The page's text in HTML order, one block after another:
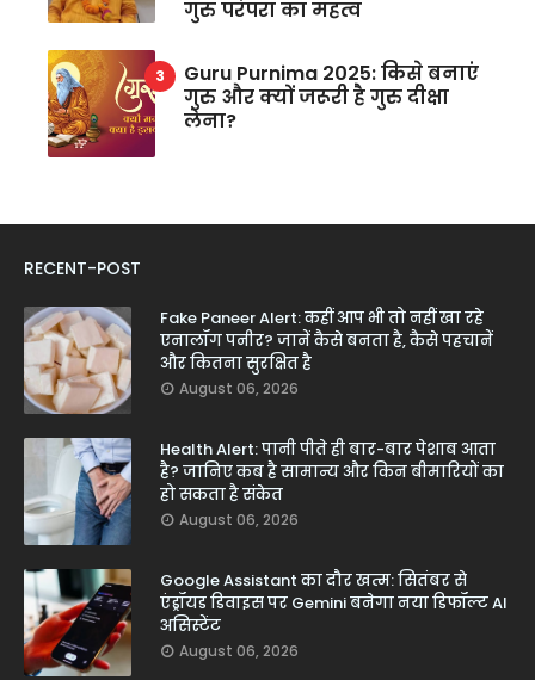
गुरु परंपरा का महत्व
Guru Purnima 2025: किसे बनाएं
गुरु और क्यों जरूरी है गुरु दीक्षा
लेना?
RECENT-POST
Fake Paneer Alert: कहीं आप भी तो नहीं खा रहे
एनालॉग पनीर? जानें कैसे बनता है, कैसे पहचानें
और कितना सुरक्षित है
August 06, 2026
Health Alert: पानी पीते ही बार-बार पेशाब आता
है? जानिए कब है सामान्य और किन बीमारियों का
हो सकता है संकेत
August 06, 2026
Google Assistant का दौर खत्म: सितंबर से
एंड्रॉयड डिवाइस पर Gemini बनेगा नया डिफॉल्ट AI
असिस्टेंट
August 06, 2026